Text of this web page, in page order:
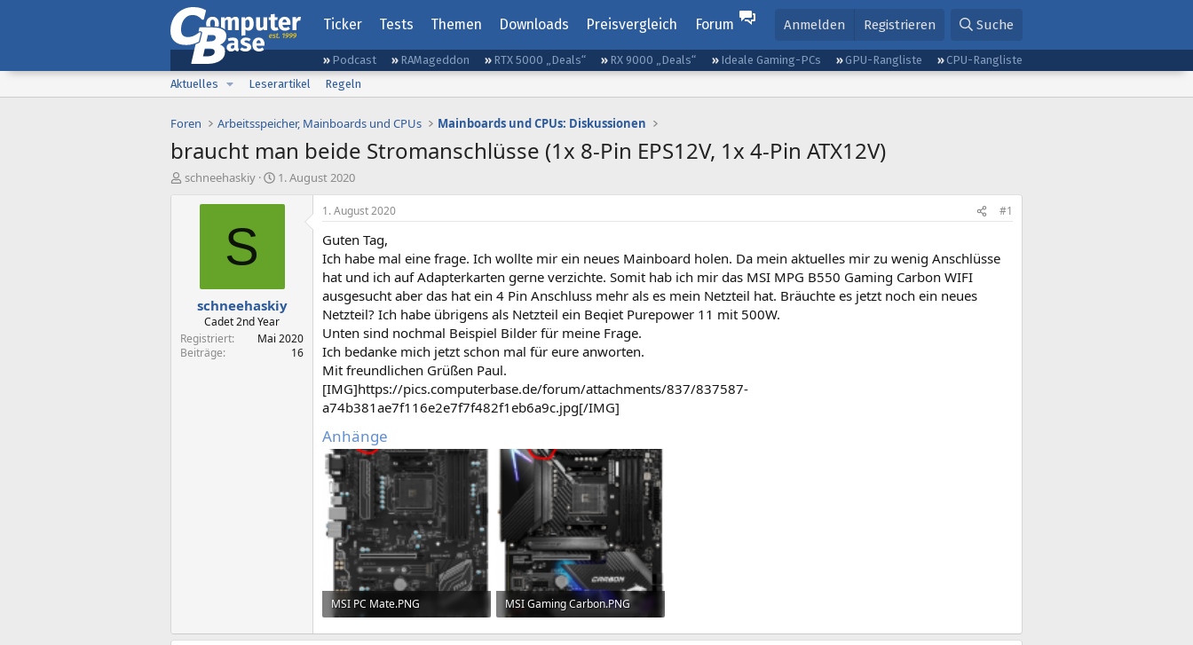
Ticker Tests Themen Downloads Preisvergleich Forum Anmelden Registrieren Suche
Podcast RAMageddon RTX 5000 „Deals“ RX 9000 „Deals“ Ideale Gaming-PCs GPU-Rangliste
CPU-Rangliste
Aktuelles
Leserartikel Regeln
Foren Arbeitsspeicher, Mainboards und CPUs Mainboards und CPUs: Diskussionen
braucht man beide Stromanschlüsse (1x 8-Pin EPS12V, 1x 4-Pin ATX12V)
E
schneehaskiy
E
s
t
a
m
1. August 2020
S
schneehaskiy
Cadet 2nd Year
Registriert
Mai 2020
Beiträge
16
1. August 2020 #1
Guten Tag,
Ich habe mal eine frage. Ich wollte mir ein neues Mainboard holen. Da mein aktuelles mir zu wenig Anschlüsse
hat und ich auf Adapterkarten gerne verzichte. Somit hab ich mir das MSI MPG B550 Gaming Carbon WIFI
ausgesucht aber das hat ein 4 Pin Anschluss mehr als es mein Netzteil hat. Bräuchte es jetzt noch ein neues
Netzteil? Ich habe übrigens als Netzteil ein Beqiet Purepower 11 mit 500W.
Unten sind nochmal Beispiel Bilder für meine Frage.
Ich bedanke mich jetzt schon mal für eure anworten.
Mit freundlichen Grüßen Paul.
[IMG]https://pics.computerbase.de/forum/attachments/837/837587-
a74b381ae7f116e2e7f7f482f1eb6a9c.jpg[/IMG]
Anhänge
MSI PC Mate.PNG
708,5 KB · Aufrufe: 640
MSI Gaming Carbon.PNG
935,5 KB · Aufrufe: 1.213